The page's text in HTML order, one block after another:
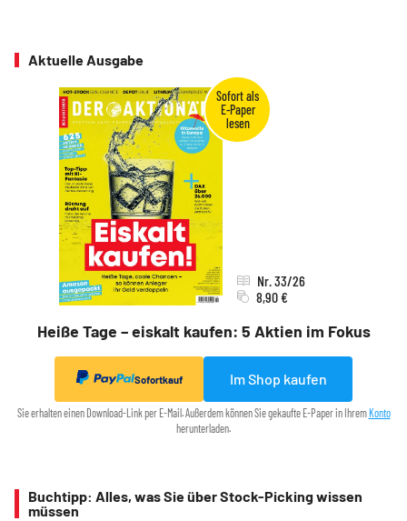
Aktuelle Ausgabe
Heiße Tage – eiskalt kaufen: 5 Aktien im Fokus
Nr. 33/26
8,90 €
Sofortkauf Im Shop kaufen
Sie erhalten einen Download-Link per E-Mail. Außerdem können Sie gekaufte E-Paper in Ihrem Konto
herunterladen.
Buchtipp: Alles, was Sie über Stock-Picking wissen
müssen